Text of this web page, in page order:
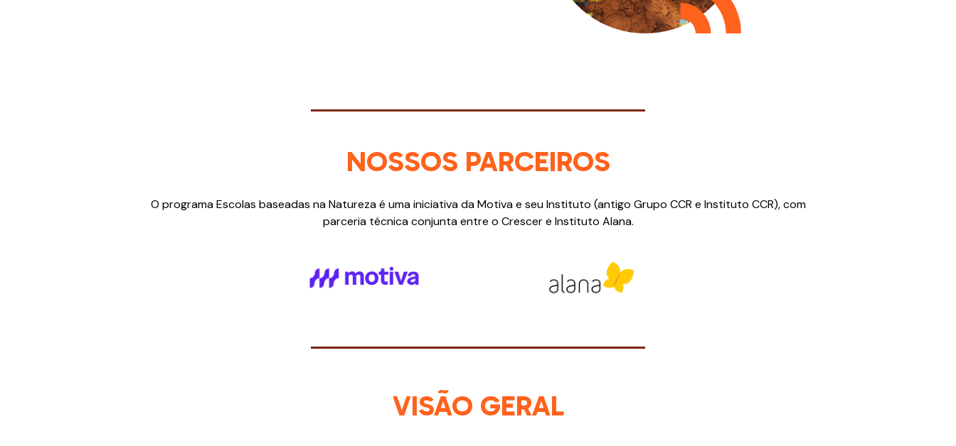
NOSSOS PARCEIROS
O programa Escolas baseadas na Natureza é uma iniciativa da Motiva e seu Instituto (antigo Grupo CCR e Instituto CCR), com
parceria técnica conjunta entre o Crescer e Instituto Alana.
VISÃO GERAL